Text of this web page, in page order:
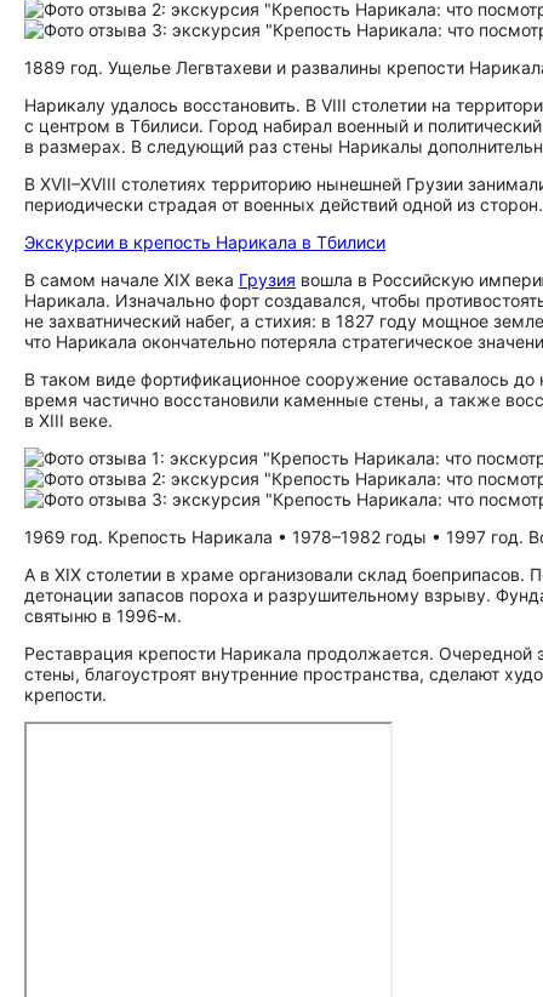
1889 год. Ущелье Легвтахеви и развалины крепости
Нарикалу удалось восстановить. В VIII столетии на
с центром в Тбилиси. Город набирал военный и
в размерах. В следующий раз стены Нарикалы
В XVII–XVIII столетиях территорию нынешней Грузии
периодически страдая от военных действий одной из сторон.
Экскурсии в крепость Нарикала в Тбилиси
В самом начале XIX века Грузия вошла в Российскую
Нарикала. Изначально форт создавался, чтобы
не захватнический набег, а стихия: в 1827 году мощное
что Нарикала окончательно потеряла стратегическое
В таком виде фортификационное сооружение оставалось
время частично восстановили каменные стены, а также
в XIII веке.
1969 год. Крепость Нарикала • 1978–1982 годы • 1997 год.
А в XIX столетии в храме организовали склад
детонации запасов пороха и разрушительному взрыву.
святыню в 1996‑м.
Реставрация крепости Нарикала продолжается. Очередной
стены, благоустроят внутренние пространства, сделают
крепости.